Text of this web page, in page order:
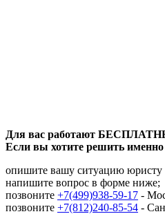
Для вас работают
Если вы хотите решить именно
опишите вашу ситуацию юристу
напишите вопрос в форме ниже;
позвоните +7(499)938-59-17 -
позвоните +7(812)240-85-54 -